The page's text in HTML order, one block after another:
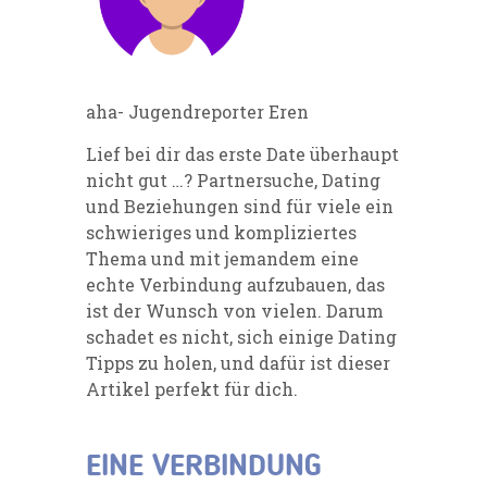
aha- Jugendreporter Eren
Lief bei dir das erste Date überhaupt
nicht gut …? Partnersuche, Dating
und Beziehungen sind für viele ein
schwieriges und kompliziertes
Thema und mit jemandem eine
echte Verbindung aufzubauen, das
ist der Wunsch von vielen. Darum
schadet es nicht, sich einige Dating
Tipps zu holen, und dafür ist dieser
Artikel perfekt für dich.
EINE VERBINDUNG